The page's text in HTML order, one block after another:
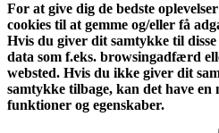
For at give dig de bedste
cookies til at gemme og/eller få
Hvis du giver dit samtykke til
data som f.eks. browsingadfærd
websted. Hvis du ikke giver dit
samtykke tilbage, kan det have
funktioner og egenskaber.